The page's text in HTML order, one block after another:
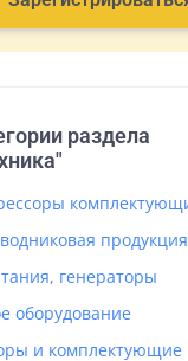
раздела
продукция
генераторы
оборудование
и комплектующие